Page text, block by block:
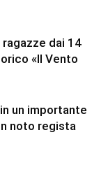
dai 14
«Il Vento
un importante
noto regista